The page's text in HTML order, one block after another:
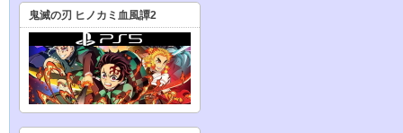
鬼滅の刃 ヒノカミ血風譚2